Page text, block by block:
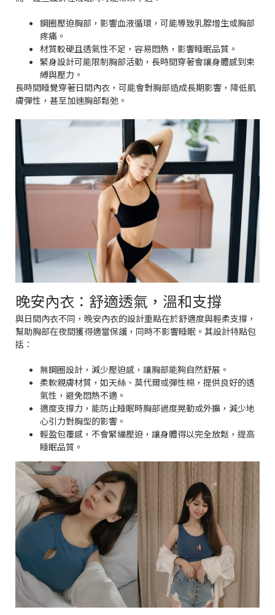
鋼圈壓迫胸部，影響血液循環，可能導致乳腺增生或胸部
疼痛。
材質較硬且透氣性不足，容易悶熱，影響睡眠品質。
緊身設計可能限制胸部活動，長時間穿著會讓身體感到束
縛與壓力。
長時間睡覺穿著日間內衣，可能會對胸部造成長期影響，降低肌
膚彈性，甚至加速胸部鬆弛。
晚安內衣：舒適透氣，溫和支撐
與日間內衣不同，晚安內衣的設計重點在於舒適度與輕柔支撐，
幫助胸部在夜間獲得適當保護，同時不影響睡眠。其設計特點包
括：
無鋼圈設計，減少壓迫感，讓胸部能夠自然舒展。
柔軟親膚材質，如天絲、莫代爾或彈性棉，提供良好的透
氣性，避免悶熱不適。
適度支撐力，能防止睡眠時胸部過度晃動或外擴，減少地
心引力對胸型的影響。
輕盈包覆感，不會緊繃壓迫，讓身體得以完全放鬆，提高
睡眠品質。